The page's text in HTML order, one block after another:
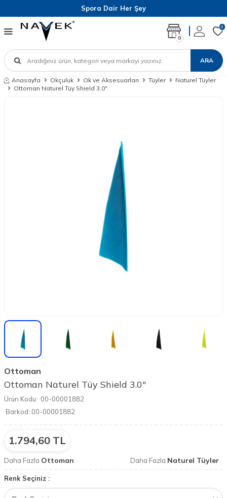
Spora Dair Her Şey
ARA
0
0
Anasayfa Okçuluk Ok ve Aksesuarları Tüyler
Naturel Tüyler
Ottoman Naturel Tüy Shield 3.0"
Ottoman
Ottoman Naturel Tüy Shield 3.0"
Ürün Kodu: 00-00001882
Barkod: 00-00001882
1.794,60 TL
Daha Fazla Ottoman Daha Fazla Naturel Tüyler
Renk Seçiniz :